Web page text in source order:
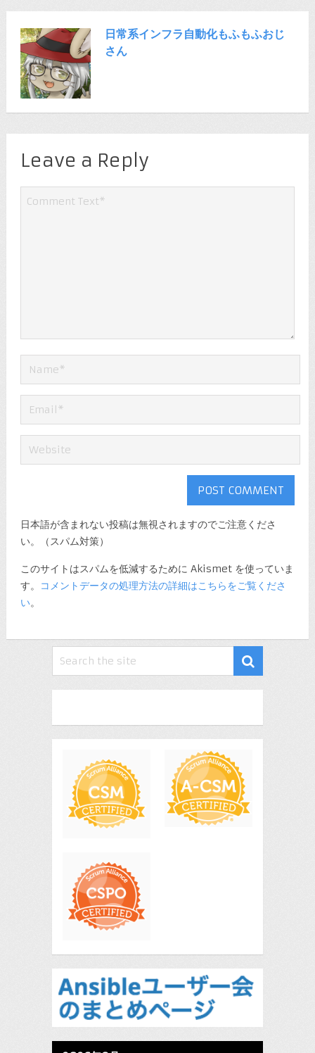
日常系インフラ自動化もふもふおじ
さん
Leave a Reply
日本語が含まれない投稿は無視されますのでご注意くださ
い。（スパム対策）
このサイトはスパムを低減するために Akismet を使っていま
す。
コメントデータの処理方法の詳細はこちらをご覧くださ
い。